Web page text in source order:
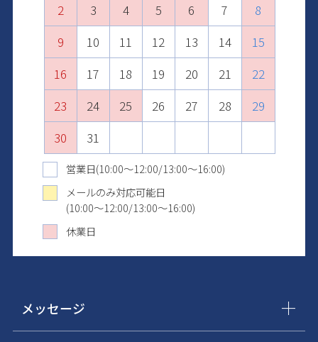
2
3 4 5 6 7
8
9
10 11 12 13 14
15
16
17 18 19 20 21
22
23
24 25 26 27 28
29
30
31
6
7 8 9 10 11
12
13
14 15 16 17 18
19
20
21 22 23 24 25
26
27
28 29 30
4
5 6 7 8 9
10
11
12 13 14 15 16
17
18
19 20 21 22 23
24
25
26 27 28 29 30 31
8
9 10 11 12 13
14
15
16 17 18 19 20
21
22
23 24 25 26 27
28
29
30
6
7 8 9 10 11
12
13
14 15 16 17 18
19
20
21 22 23 24 25
26
27
28 29 30 31
3
4 5 6 7 8
9
10
11 12 13 14 15
16
17
18 19 20 21 22
23
24
25 26 27 28 29
30
31
営業日(10:00～12:00/13:00～16:00)
メールのみ対応可能日
(10:00～12:00/13:00～16:00)
休業日
メッセージ